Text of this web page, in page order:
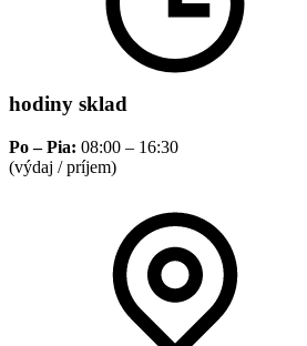
hodiny sklad
Po – Pia: 08:00 – 16:30
(výdaj / príjem)